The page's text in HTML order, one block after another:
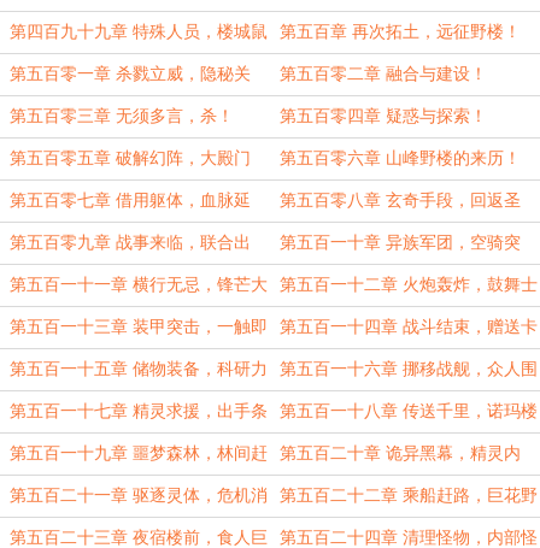
兵！
第四百九十九章 特殊人员，楼城鼠
灾！
第五百章 再次拓土，远征野楼！
第五百零一章 杀戮立威，隐秘关
联！
第五百零二章 融合与建设！
第五百零三章 无须多言，杀！ 第五百零四章 疑惑与探索！
第五百零五章 破解幻阵，大殿门
口！
第五百零六章 山峰野楼的来历！
第五百零七章 借用躯体，血脉延
续！
第五百零八章 玄奇手段，回返圣
龙！
第五百零九章 战事来临，联合出
动！
第五百一十章 异族军团，空骑突
袭！
第五百一十一章 横行无忌，锋芒大
损！
第五百一十二章 火炮轰炸，鼓舞士
气！
第五百一十三章 装甲突击，一触即
溃！
第五百一十四章 战斗结束，赠送卡
片！
第五百一十五章 储物装备，科研力
量！
第五百一十六章 挪移战舰，众人围
观！
第五百一十七章 精灵求援，出手条
件！
第五百一十八章 传送千里，诺玛楼
城！
第五百一十九章 噩梦森林，林间赶
路!
第五百二十章 诡异黑幕，精灵内
奸！
第五百二十一章 驱逐灵体，危机消
除！
第五百二十二章 乘船赶路，巨花野
楼！
第五百二十三章 夜宿楼前，食人巨 第五百二十四章 清理怪物，内部怪